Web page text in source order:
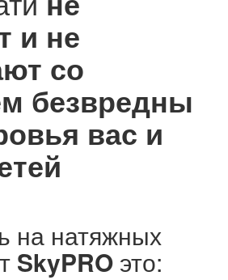
и не
со
безвредны
вас и
на натяжных
SkyPRO это: